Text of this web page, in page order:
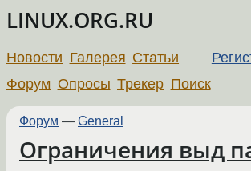
LINUX.ORG.RU
Новости Галерея Статьи
Форум Опросы Трекер Поиск
Форум — General
Ограничения выд